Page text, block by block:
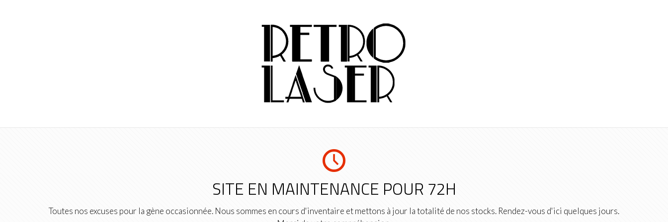
SITE EN MAINTENANCE POUR 72H
Toutes nos excuses pour la gène occasionnée. Nous sommes en cours d'inventaire et mettons à jour la totalité de nos stocks. Rendez-vous d'ici quelques jours.